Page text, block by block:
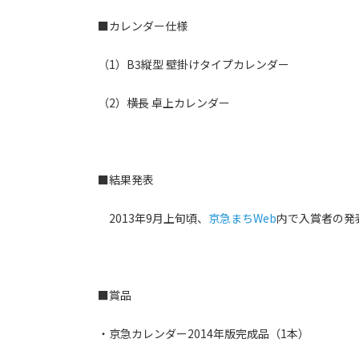
■カレンダー仕様
（1）B3縦型 壁掛けタイプカレンダー
（2）横長 卓上カレンダー
■結果発表
2013年9月上旬頃、 京急まちWeb内で入賞者の発
■賞品
・京急カレンダー2014年版完成品（1本）